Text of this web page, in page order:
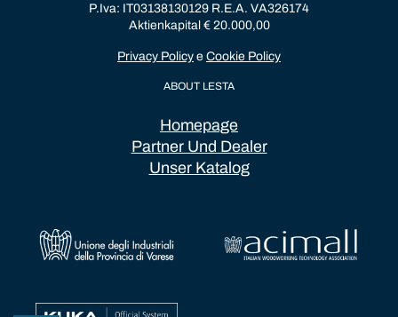
P.Iva: IT03138130129 R.E.A. VA326174
Aktienkapital € 20.000,00
Privacy Policy e Cookie Policy
ABOUT LESTA
Homepage
Partner Und Dealer
Unser Katalog